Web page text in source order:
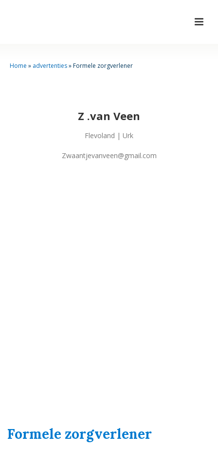
Home » advertenties»Formele zorgverlener
Z .van Veen
Flevoland | Urk
Zwaantjevanveen@gmail.com
Formele zorgverlener